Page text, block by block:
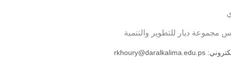
مجموعة ديار للتطوير والتنمية
rkhoury@daralkalima.edu.ps